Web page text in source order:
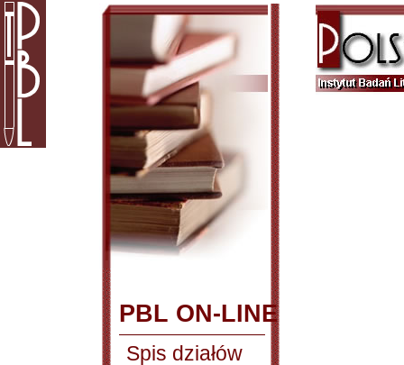
PBL ON-LINE
Spis działów